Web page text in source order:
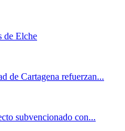
de Elche
de Cartagena refuerzan...
subvencionado con...